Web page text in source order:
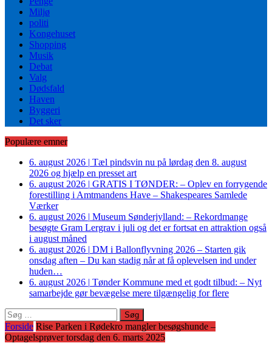
Miljø
politi
Kongehuset
Shopping
Musik
Debat
Valg
Dødsfald
Haven
Byggeri
Det sker
Populære emner
6. august 2026 | Tæl pindsvin nu på lørdag den 8. august
2026 og hjælp en presset art
6. august 2026 | GRATIS I TØNDER: – Oplev en forrygende
forestilling i Amtmandens Have – Shakespeares Samlede
Værker
6. august 2026 | Museum Sønderjylland: – Rekordmange
besøgte Gram Lergrav i juli og det er fortsat en attraktion også
i august måned
6. august 2026 | DM i Ballonflyvning 2026 – Starten gik
onsdag aften – Du kan stadig når at få oplevelsen ind under
huden…
6. august 2026 | Tønder Kommune med et godt tilbud: – Nyt
samarbejde gør bevægelse mere tilgængelig for flere
Søg
efter:
Forside Rise Parken i Rødekro mangler besøgshunde –
Optagelsprøver torsdag den 6. marts 2025